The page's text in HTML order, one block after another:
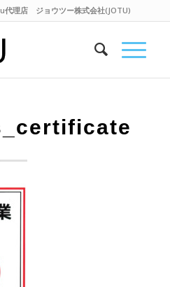
代理店 ジョウツー株式会社(JOTU)